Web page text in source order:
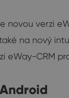
novou verzi
na nový
eWay-CRM